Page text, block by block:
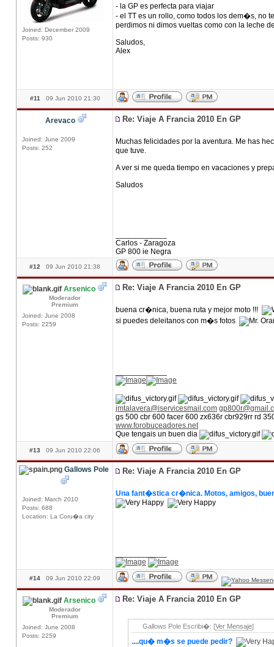
Joined: December 2009
Posts: 930
- la GP es perfecta para viajar
- el TT es un rollo, como todos los dem�s, no
perdimos ni dimos vueltas como con la leche
Saludos,
Alex
#11 09 Jun 2010 21:30
Arevaco
Joined: June 2009
Posts: 252
Re: Viaje A Francia 2010 En GP
Muchas felicidades por la aventura. Me has
que tuve.
A ver si me queda tiempo en vacaciones y
Saludos
Carlos - Zaragoza
GP 800 ie Negra
#12 09 Jun 2010 21:38
Arsenico
Moderador
Premium
Joined: June 2008
Posts: 2259
Re: Viaje A Francia 2010 En GP
buena cr�nica, buena ruta y mejor moto !!!
si puedes deleitanos con m�s fotos
jmtalavera@iservicesmail.com
gs 500 cbr 600 facer 600 zx636r cbr929rr rd
www.forobuceadores.net
Que tengais un buen dia
#13 09 Jun 2010 22:06
Gallows Pole
Joined: March 2010
Posts: 688
Location: La Coru�a city
Re: Viaje A Francia 2010 En GP
Una fant�stica cr�nica. Motos, amigos,
#14 09 Jun 2010 22:09
Arsenico
Moderador
Premium
Joined: June 2008
Posts: 2259
Re: Viaje A Francia 2010 En GP
Gallows Pole Escribi�: [Ver Mensaje]
....qu� m�s se puede pedir?